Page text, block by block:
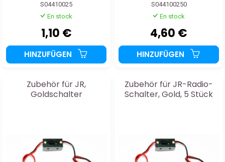
S04410025
En stock
1,10 €
HINZUFÜGEN
S044100250
En stock
4,60 €
HINZUFÜGEN
Zubehör für JR,
Goldschalter
Zubehör für JR-Radio-
Schalter, Gold, 5 Stück